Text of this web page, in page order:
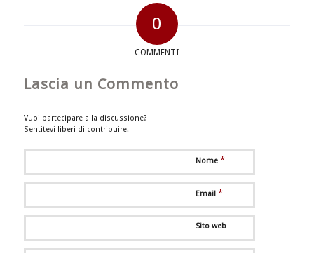
0
COMMENTI
Lascia un Commento
Vuoi partecipare alla discussione?
Sentitevi liberi di contribuire!
Nome *
Email *
Sito web